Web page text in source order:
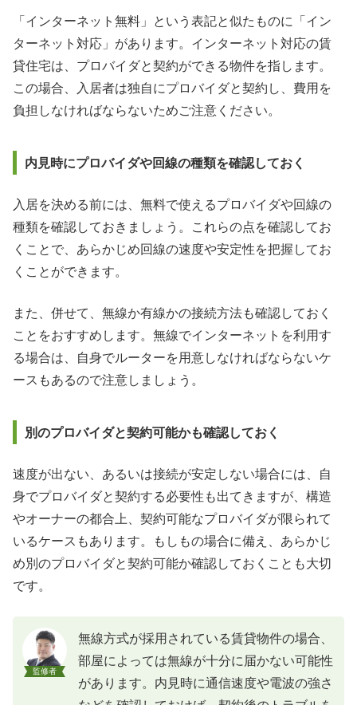
「インターネット無料」という表記と似たものに「イン
ターネット対応」があります。インターネット対応の賃
貸住宅は、プロバイダと契約ができる物件を指します。
この場合、入居者は独自にプロバイダと契約し、費用を
負担しなければならないためご注意ください。
内見時にプロバイダや回線の種類を確認しておく
入居を決める前には、無料で使えるプロバイダや回線の
種類を確認しておきましょう。これらの点を確認してお
くことで、あらかじめ回線の速度や安定性を把握してお
くことができます。
また、併せて、無線か有線かの接続方法も確認しておく
ことをおすすめします。無線でインターネットを利用す
る場合は、自身でルーターを用意しなければならないケ
ースもあるので注意しましょう。
別のプロバイダと契約可能かも確認しておく
速度が出ない、あるいは接続が安定しない場合には、自
身でプロバイダと契約する必要性も出てきますが、構造
やオーナーの都合上、契約可能なプロバイダが限られて
いるケースもあります。もしもの場合に備え、あらかじ
め別のプロバイダと契約可能か確認しておくことも大切
です。
監修者
無線方式が採用されている賃貸物件の場合、
部屋によっては無線が十分に届かない可能性
があります。内見時に通信速度や電波の強さ